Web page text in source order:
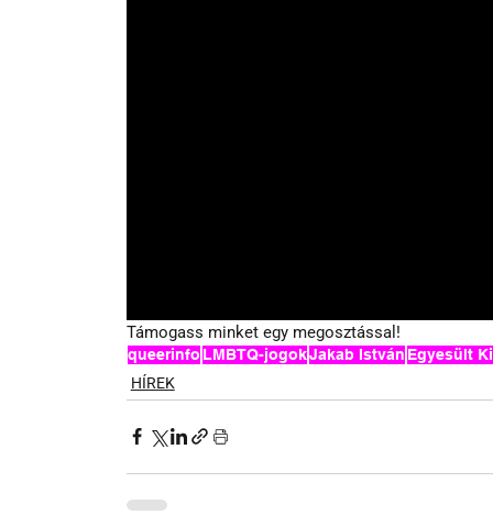
Támogass minket egy megosztással!
queerinfo LMBTQ-jogokJakab István Egyesült
HÍREK